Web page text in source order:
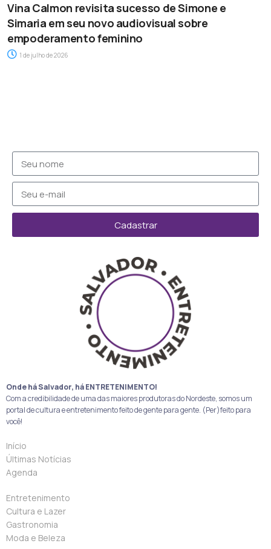
Vina Calmon revisita sucesso de Simone e
Simaria em seu novo audiovisual sobre
empoderamento feminino
1 de julho de 2026
Cadastrar
Onde há Salvador, há ENTRETENIMENTO!
Com a credibilidade de uma das maiores produtoras do Nordeste, somos um
portal de cultura e entretenimento feito de gente para gente. (Per)feito para
você!
Início
Últimas Notícias
Agenda
Entretenimento
Cultura e Lazer
Gastronomia
Moda e Beleza